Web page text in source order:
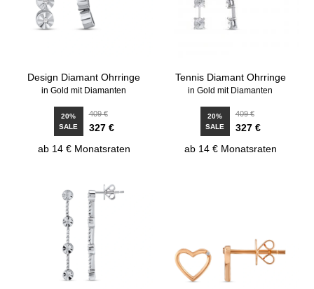
Design Diamant Ohrringe
in Gold mit Diamanten
20%
SALE
409 €
327 €
ab 14 € Monatsraten
Tennis Diamant Ohrringe
in Gold mit Diamanten
20%
SALE
409 €
327 €
ab 14 € Monatsraten